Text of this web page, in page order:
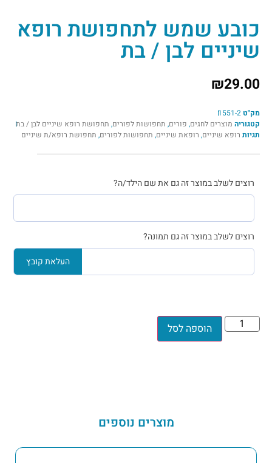
כובע שמש לתחפושת רופא
שיניים לבן / בת
₪29.00
מק"ט 1551-2
קטגוריה מוצרים לחגים, פורים, תחפושות לפורים, תחפושת רופא שיניים לבן / בת
תגיות רופא שיניים, רופאת שיניים, תחפושות לפורים, תחפושת רופא/ת שיניים
רוצים לשלב במוצר זה גם את שם הילד/ה?
רוצים לשלב במוצר זה גם תמונה?
העלאת קובץ
הוספה לסל
מוצרים נוספים